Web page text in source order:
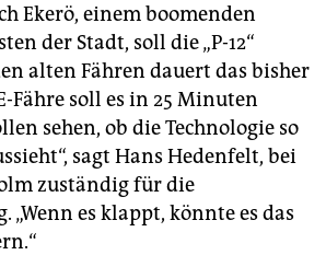
Ekerö, einem boomenden
der Stadt, soll die „P-12“
alten Fähren dauert das bisher
Fähre soll es in 25 Minuten
sehen, ob die Technologie so
sagt Hans Hedenfelt, bei
zuständig für die
„Wenn es klappt, könnte es das